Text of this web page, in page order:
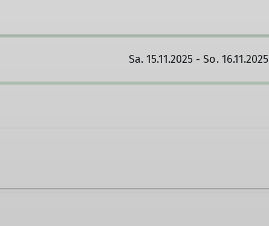
Sa. 15.11.2025 - So. 16.11.2025